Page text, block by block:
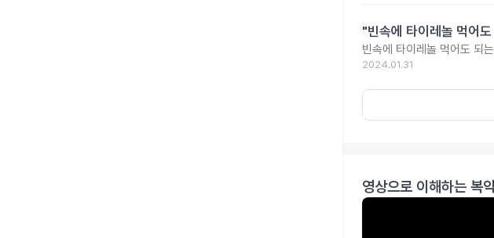
"빈속에 타이레놀 먹어
빈속에 타이레놀 먹어도 되
2024.01.31
영상으로 이해하는 복